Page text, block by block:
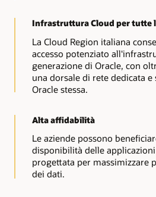
Infrastruttura Cloud per tutte
La Cloud Region italiana
accesso potenziato
generazione di Oracle, con
una dorsale di rete dedicata e
Oracle stessa.
Alta affidabilità
Le aziende possono
disponibilità delle
progettata per massimizzare
dei dati.